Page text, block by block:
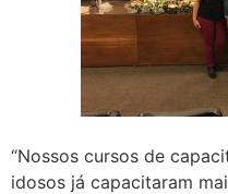
“Nossos cursos de
idosos já capacitaram